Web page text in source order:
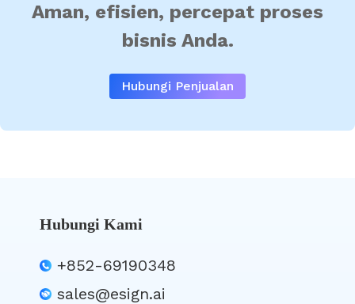
Aman, efisien, percepat proses
bisnis Anda.
Hubungi Penjualan
Hubungi Kami
+852-69190348
sales@esign.ai